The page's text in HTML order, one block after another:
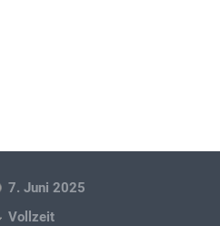
7. Juni 2025
Vollzeit